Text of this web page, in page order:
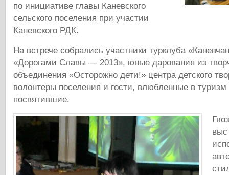
по инициативе главы Каневского
сельского поселения при участии
Каневского РДК.
На встрече собрались участники турклуба
«Дорогами Славы — 2013», юные дарования из
объединения «Осторожно дети!» центра детского
волонтеры поселения и гости, влюбленные в
посвятившие.